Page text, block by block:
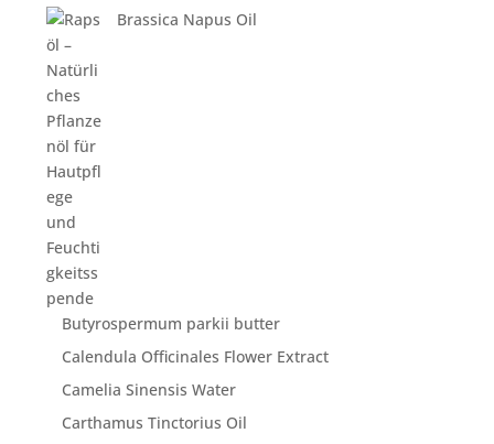
Brassica Napus Oil
Butyrospermum parkii butter
Calendula Officinales Flower Extract
Camelia Sinensis Water
Carthamus Tinctorius Oil